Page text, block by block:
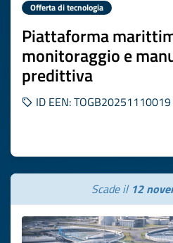
Offerta di tecnologia
Piattaforma
monitoraggio e
predittiva
ID EEN: TOGB20251110019
Scade il 12